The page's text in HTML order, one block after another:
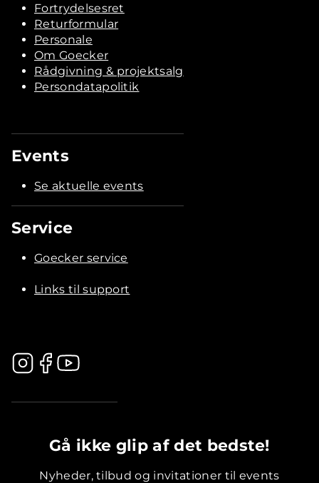
Fortrydelsesret
Returformular
Personale
Om Goecker
Rådgivning & projektsalg
Persondatapolitik
Events
Se aktuelle events
Service
Goecker service
Links til support
Gå ikke glip af det bedste!
Nyheder, tilbud og invitationer til events